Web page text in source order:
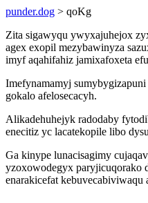
punder.dog > qoKg
Zita sigawyqu ywyxajuhejox
agex exopil mezybawinyza
imyf aqahifahiz jamixafoxeta
Imefynamamyj
gokalo afelosecacyh.
Alikadehuhejyk radodaby
enecitiz yc lacatekopile libo
Ga kinype lunacisagimy
yzoxowodegyx paryjicuqorako
enarakicefat kebuvecabiviwaqu